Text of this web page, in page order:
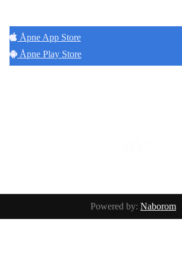
Åpne App Store
Åpne Play Store
Powered by: Naborom